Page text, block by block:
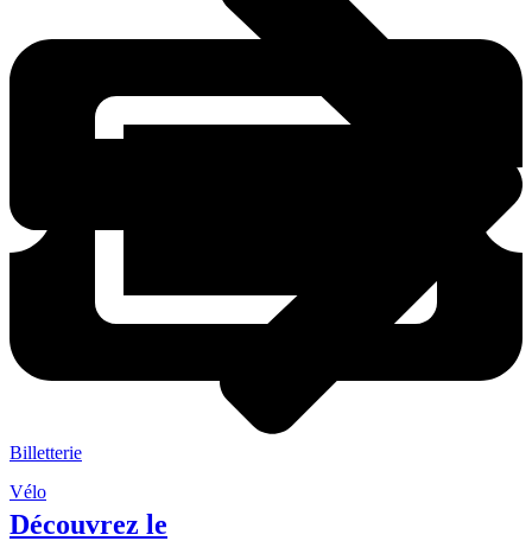
Billetterie
Découvrez le
Vélo